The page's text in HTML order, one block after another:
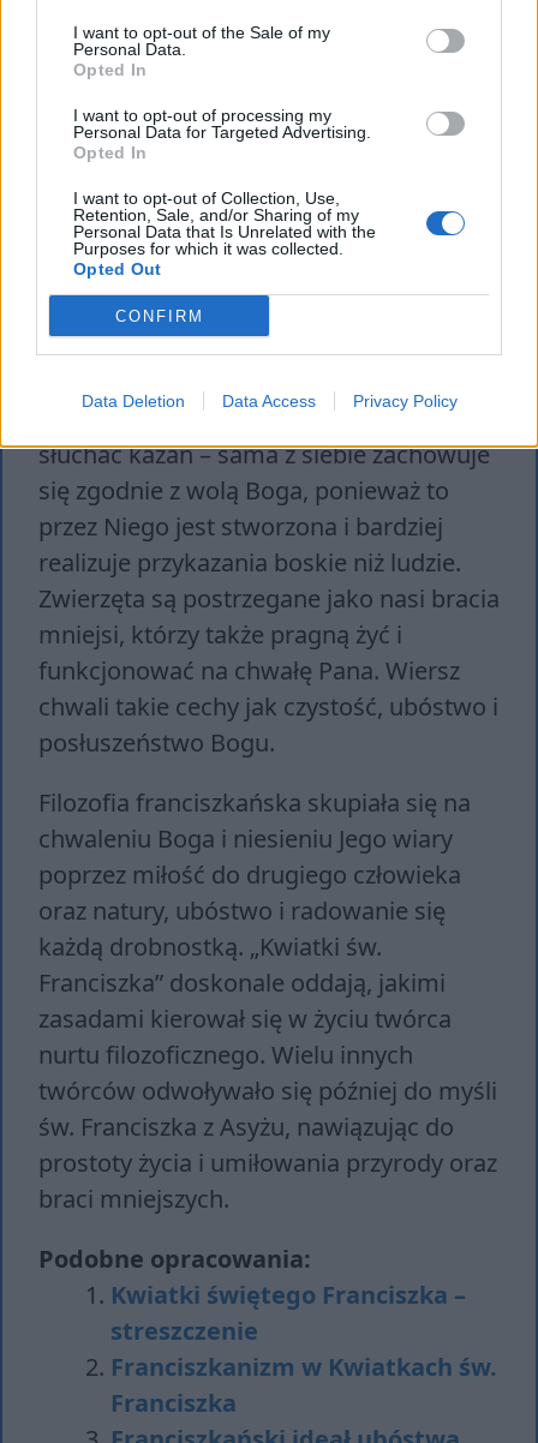
I want to opt-out of the Sale of my
Personal Data.
Opted In
I want to opt-out of processing my
Personal Data for Targeted Advertising.
Opted In
I want to opt-out of Collection, Use,
Retention, Sale, and/or Sharing of my
Personal Data that Is Unrelated with the
Purposes for which it was collected.
Opted Out
CONFIRM
Data Deletion Data Access Privacy Policy
Jednym z wierszy ks. Twardowskiego, w
którym odwołuje się on do filozofii św.
Franciszka są „Drzewa niewierzące”.
Podmiot liryczny jest księdzem lub
zakonnikiem. Chwali przyrodę, ponieważ
jest ona posłuszna Bogu. Jest czysta,
uboga, nie unosi się nad innymi, a swą
Przyroda nie musi uczyć się wiary czy
słuchać kazań – sama z siebie zachowuje
się zgodnie z wolą Boga, ponieważ to
przez Niego jest stworzona i bardziej
realizuje przykazania boskie niż ludzie.
Zwierzęta są postrzegane jako nasi bracia
mniejsi, którzy także pragną żyć i
funkcjonować na chwałę Pana. Wiersz
chwali takie cechy jak czystość, ubóstwo i
posłuszeństwo Bogu.
Filozofia franciszkańska skupiała się na
chwaleniu Boga i niesieniu Jego wiary
poprzez miłość do drugiego człowieka
oraz natury, ubóstwo i radowanie się
każdą drobnostką. „Kwiatki św.
Franciszka” doskonale oddają, jakimi
zasadami kierował się w życiu twórca
nurtu filozoficznego. Wielu innych
twórców odwoływało się później do myśli
św. Franciszka z Asyżu, nawiązując do
prostoty życia i umiłowania przyrody oraz
braci mniejszych.
Podobne opracowania:
Kwiatki świętego Franciszka –
streszczenie
Franciszkanizm w Kwiatkach św.
Franciszka